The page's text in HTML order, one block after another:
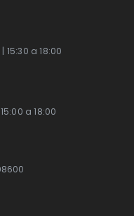
15:30 a 18:00
a 18:00